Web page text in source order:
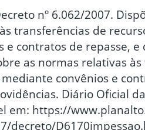
nº 6.062/2007.
transferências de
e contratos de repasse,
as normas relativas
convênios e
Diário Oficial
em: https://
decreto/